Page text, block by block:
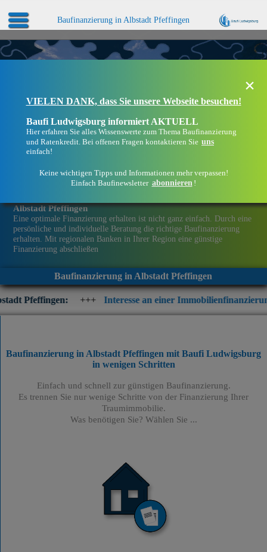
Baufinanzierung in Albstadt Pfeffingen
Albstadt Pfeffingen
Eine optimale Finanzierung erhalten ist nicht ganz einfach. Durch eine
persönliche und individuelle Beratung die richtige Baufinanzierung
erhalten. Mit regionalen Banken in Ihrer Region eine günstige
Finanzierung abschließen
Baufinanzierung in Albstadt Pfeffingen
+++ Interesse an einer Immobilienfinanzierung? Prüfen
×
VIELEN DANK, dass Sie unsere Webseite besuchen!
Baufi Ludwigsburg informiert AKTUELL
Hier erfahren Sie alles Wissenswerte zum Thema Baufinanzierung
und Ratenkredit. Bei offenen Fragen kontaktieren Sie uns
einfach!
Keine wichtigen Tipps und Informationen mehr verpassen!
Einfach Baufinewsletter abonnieren !
Baufinanzierung in Albstadt Pfeffingen mit Baufi Ludwigsburg
in wenigen Schritten
Einfach und schnell zur günstigen Baufinanzierung.
Es trennen Sie nur wenige Schritte von der Finanzierung Ihrer
Traumimmobilie.
Was benötigen Sie? Wählen Sie ...